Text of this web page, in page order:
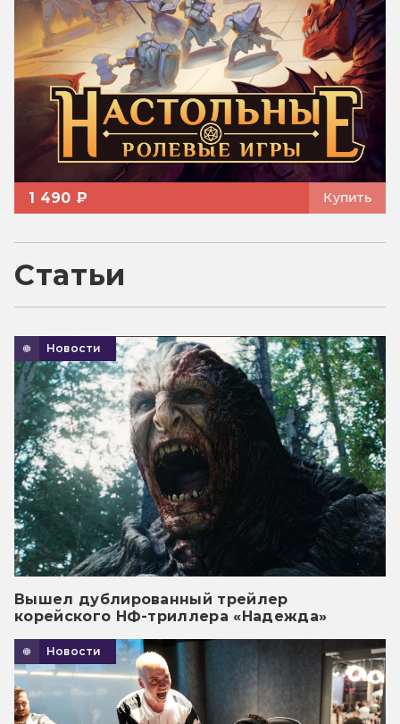
1 490 ₽ Купить
Статьи
Новости
Вышел дублированный трейлер
корейского НФ-триллера «Надежда»
Новости